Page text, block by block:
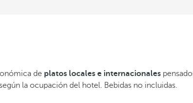
de platos locales e internacionales
la ocupación del hotel. Bebidas no incluidas.